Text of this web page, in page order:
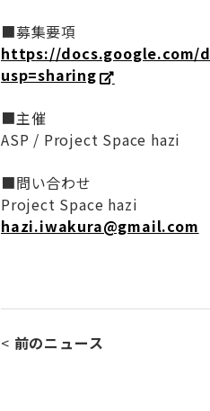
■募集要項
https://docs.google.com/
usp=sharing
■主催
ASP / Project Space hazi
■問い合わせ
Project Space hazi
hazi.iwakura@gmail.com
< 前のニュース